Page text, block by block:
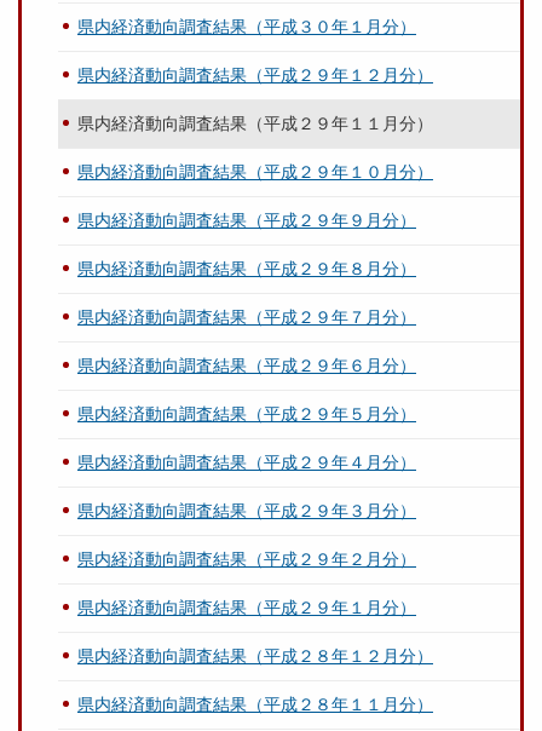
県内経済動向調査結果（平成３０年１月分）
県内経済動向調査結果（平成２９年１２月分）
県内経済動向調査結果（平成２９年１１月分）
県内経済動向調査結果（平成２９年１０月分）
県内経済動向調査結果（平成２９年９月分）
県内経済動向調査結果（平成２９年８月分）
県内経済動向調査結果（平成２９年７月分）
県内経済動向調査結果（平成２９年６月分）
県内経済動向調査結果（平成２９年５月分）
県内経済動向調査結果（平成２９年４月分）
県内経済動向調査結果（平成２９年３月分）
県内経済動向調査結果（平成２９年２月分）
県内経済動向調査結果（平成２９年１月分）
県内経済動向調査結果（平成２８年１２月分）
県内経済動向調査結果（平成２８年１１月分）